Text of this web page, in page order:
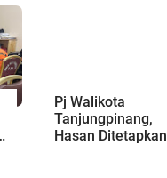
Pj Walikota
Tanjungpinang,
Hasan Ditetapkan